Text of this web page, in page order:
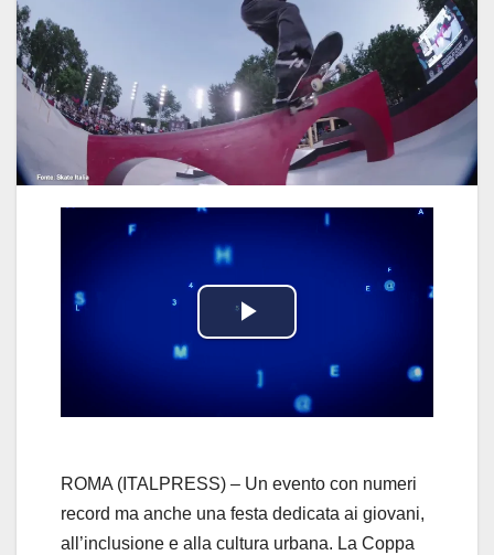
P
l
y
V
ROMA (ITALPRESS) – Un evento con numeri
record ma anche una festa dedicata ai giovani,
all’inclusione e alla cultura urbana. La Coppa